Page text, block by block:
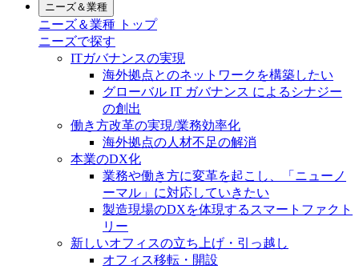
ニーズ＆業種
ニーズ＆業種 トップ
ニーズで探す
ITガバナンスの実現
海外拠点とのネットワークを構築したい
グローバル IT ガバナンス によるシナジー
の創出
働き方改革の実現/業務効率化
海外拠点の人材不足の解消
本業のDX化
業務や働き方に変革を起こし、「ニューノ
ーマル」に対応していきたい
製造現場のDXを体現するスマートファクト
リー
新しいオフィスの立ち上げ・引っ越し
オフィス移転・開設